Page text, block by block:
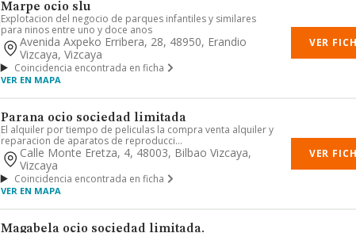
Marpe ocio slu
Explotacion del negocio de parques infantiles y similares
para ninos entre uno y doce anos
Avenida Axpeko Erribera, 28, 48950, Erandio
Vizcaya, Vizcaya
Coincidencia encontrada en ficha
VER EN MAPA
VER
Parana ocio sociedad limitada
El alquiler por tiempo de peliculas la compra venta alquiler y
reparacion de aparatos de reproducci...
Calle Monte Eretza, 4, 48003, Bilbao Vizcaya,
Vizcaya
Coincidencia encontrada en ficha
VER EN MAPA
VER
Magabela ocio sociedad limitada.